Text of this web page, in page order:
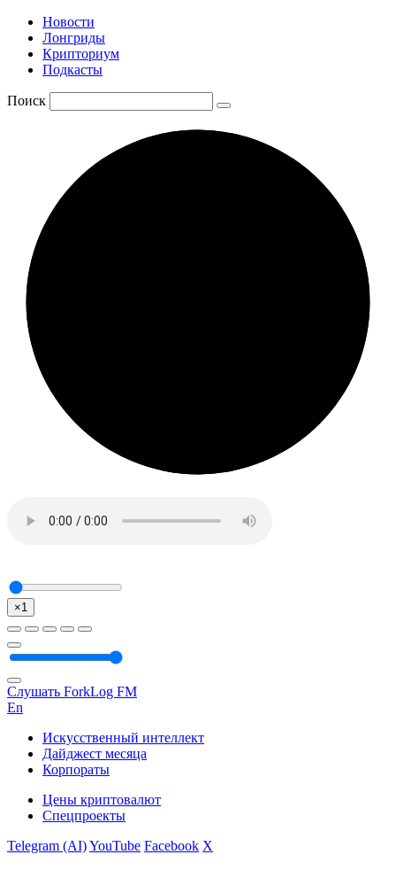
Новости
Лонгриды
Крипториум
Подкасты
Поиск
×1
Слушать ForkLog FM
En
Искусственный интеллект
Дайджест месяца
Корпораты
Цены криптовалют
Спецпроекты
Telegram (AI)YouTube Facebook X